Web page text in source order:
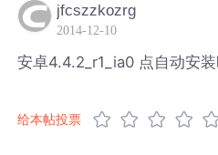
jfcszzkozrg
2014-12-10
安卓4.4.2_r1_ia0 点自动安
给本帖投票